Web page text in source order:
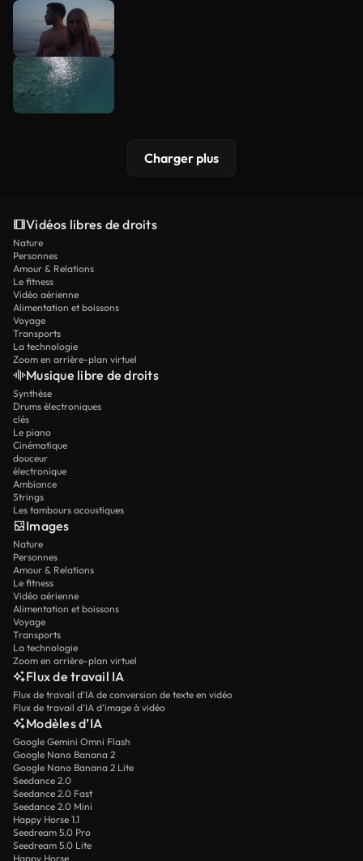
Charger plus
Vidéos libres de droits
Nature
Personnes
Amour & Relations
Le fitness
Vidéo aérienne
Alimentation et boissons
Voyage
Transports
La technologie
Zoom en arrière-plan virtuel
Musique libre de droits
Synthèse
Drums électroniques
clés
Le piano
Cinématique
douceur
électronique
Ambiance
Strings
Les tambours acoustiques
Images
Nature
Personnes
Amour & Relations
Le fitness
Vidéo aérienne
Alimentation et boissons
Voyage
Transports
La technologie
Zoom en arrière-plan virtuel
Flux de travail IA
Flux de travail d’IA de conversion de texte en vidéo
Flux de travail d’IA d’image à vidéo
Modèles d’IA
Google Gemini Omni Flash
Google Nano Banana 2
Google Nano Banana 2 Lite
Seedance 2.0
Seedance 2.0 Fast
Seedance 2.0 Mini
Happy Horse 1.1
Seedream 5.0 Pro
Seedream 5.0 Lite
Happy Horse